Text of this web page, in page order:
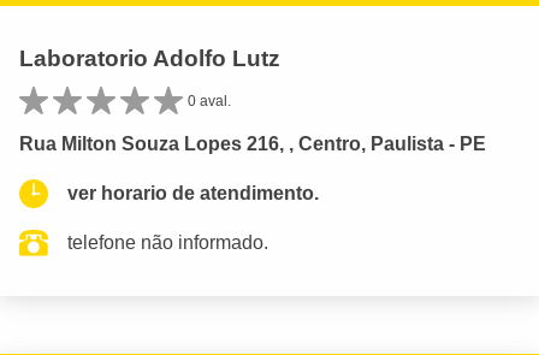
Laboratorio Adolfo Lutz
0 aval.
Rua Milton Souza Lopes 216, , Centro, Paulista - PE
ver horario de atendimento.
telefone não informado.